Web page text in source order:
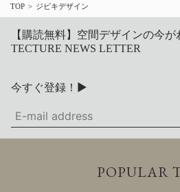
TOP ジビキデザイン
【購読無料】空間デザインの今
TECTURE NEWS LETTER
今すぐ登録！▶
POPULAR